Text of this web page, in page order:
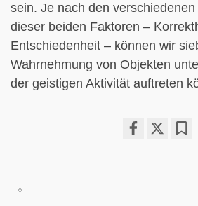
sein. Je nach den
dieser beiden Faktoren –
Entschiedenheit – können wir
Wahrnehmung von Objekten
der geistigen Aktivität auftreten